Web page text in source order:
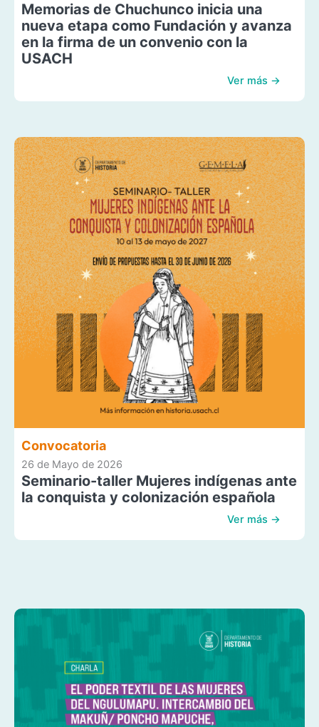
Memorias de Chuchunco inicia una
nueva etapa como Fundación y avanza
en la firma de un convenio con la
USACH
Ver más →
Convocatoria
26 de Mayo de 2026
Seminario-taller Mujeres indígenas ante
la conquista y colonización española
Ver más →